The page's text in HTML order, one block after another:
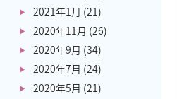
2021年1月 (21)
2020年11月 (26)
2020年9月 (34)
2020年7月 (24)
2020年5月 (21)